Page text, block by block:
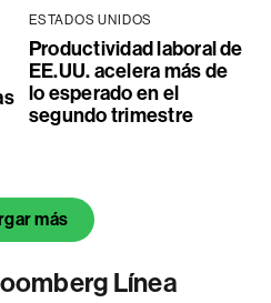
ESTADOS UNIDOS
Productividad laboral de
EE.UU. acelera más de
lo esperado en el
segundo trimestre
más
Línea